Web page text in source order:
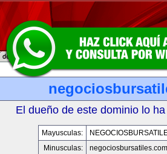
El dueño de este dominio lo
Mayusculas:
Minusculas:
negociosbursatiles.com